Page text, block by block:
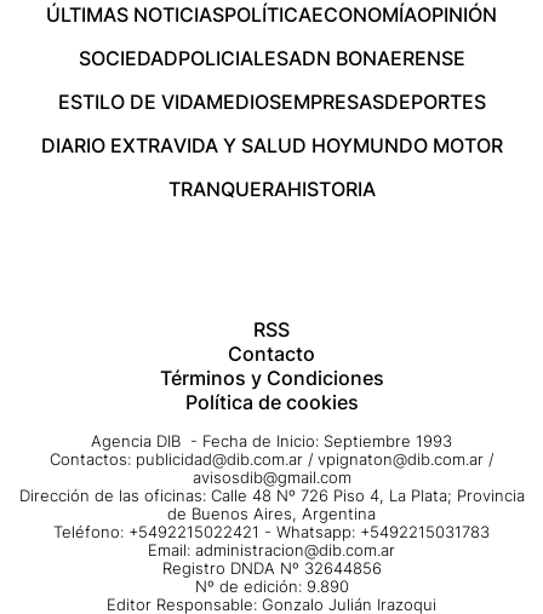
ÚLTIMAS NOTICIASPOLÍTICAECONOMÍAOPINIÓN
SOCIEDADPOLICIALESADN BONAERENSE
ESTILO DE VIDAMEDIOSEMPRESASDEPORTES
DIARIO EXTRAVIDA Y SALUD HOYMUNDO MOTOR
TRANQUERAHISTORIA
RSS
Contacto
Términos y Condiciones
Política de cookies
Agencia DIB - Fecha de Inicio: Septiembre 1993
Contactos: publicidad@dib.com.ar / vpignaton@dib.com.ar /
avisosdib@gmail.com
Dirección de las oficinas: Calle 48 Nº 726 Piso 4, La Plata; Provincia
de Buenos Aires, Argentina
Teléfono: +5492215022421 - Whatsapp: +5492215031783
Email: administracion@dib.com.ar
Registro DNDA Nº 32644856
Nº de edición: 9.890
Editor Responsable: Gonzalo Julián Irazoqui